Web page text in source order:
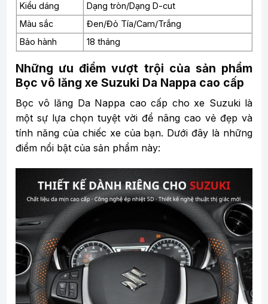
Kiểu dáng
Dạng tròn/Dạng D-cut
Màu sắc
Đen/Đỏ Tía/Cam/Trắng
Bảo hành
18 tháng
Những ưu điểm vượt trội của sản phẩm
Bọc vô lăng xe Suzuki Da Nappa cao cấp
Bọc vô lăng Da Nappa cao cấp cho xe Suzuki là
một sự lựa chọn tuyệt vời để nâng cao vẻ đẹp và
tính năng của chiếc xe của bạn. Dưới đây là những
điểm nổi bật của sản phẩm này: